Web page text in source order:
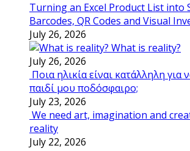
Turning an Excel Product List into
Barcodes, QR Codes and Visual
July 26, 2026
What is reality?
July 26, 2026
Ποια ηλικία είναι κατάλληλη για
παιδί μου ποδόσφαιρο;
July 23, 2026
We need art, imagination and
reality
July 22, 2026